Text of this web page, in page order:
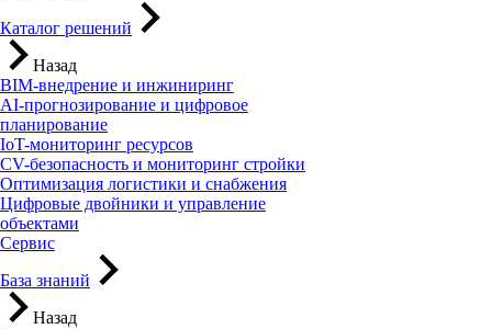
Каталог решений
Назад
BIM-внедрение и инжиниринг
AI-прогнозирование и цифровое
планирование
IoT-мониторинг ресурсов
CV-безопасность и мониторинг стройки
Оптимизация логистики и снабжения
Цифровые двойники и управление
объектами
Сервис
База знаний
Назад